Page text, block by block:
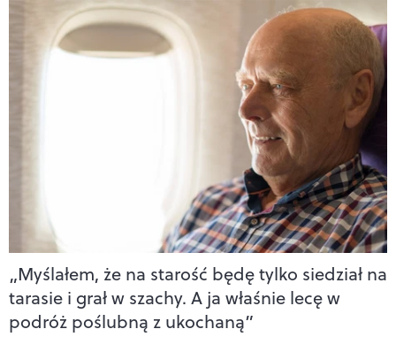
„Myślałem, że na starość będę tylko siedział na
tarasie i grał w szachy. A ja właśnie lecę w
podróż poślubną z ukochaną”